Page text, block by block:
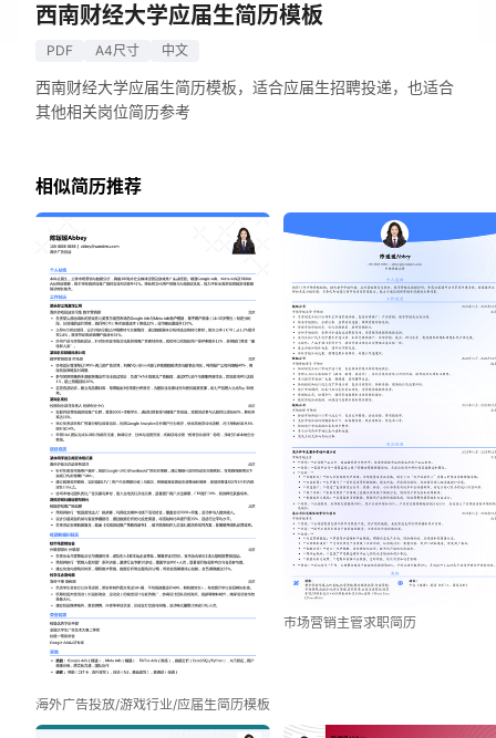
西南财经大学应届生简历模板
PDF A4尺寸 中文
西南财经大学应届生简历模板，适合应届生招聘投递，也适合
其他相关岗位简历参考
相似简历推荐
海外广告投放/游戏行业/应届生简历模板
市场营销主管求职简历